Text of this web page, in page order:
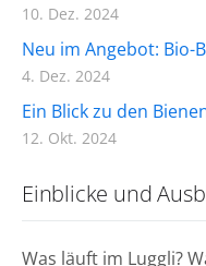
10. Dez. 2024
Neu im Angebot: Bio-
4. Dez. 2024
Ein Blick zu den
12. Okt. 2024
Einblicke und
Was läuft im Luggli?